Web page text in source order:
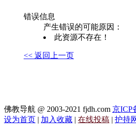
错误信息
产生错误的可能原因：
此资源不存在！
<< 返回上一页
佛教导航 @ 2003-2021 fjdh.com 京ICP
设为首页 | 加入收藏 | 在线投稿 | 护持